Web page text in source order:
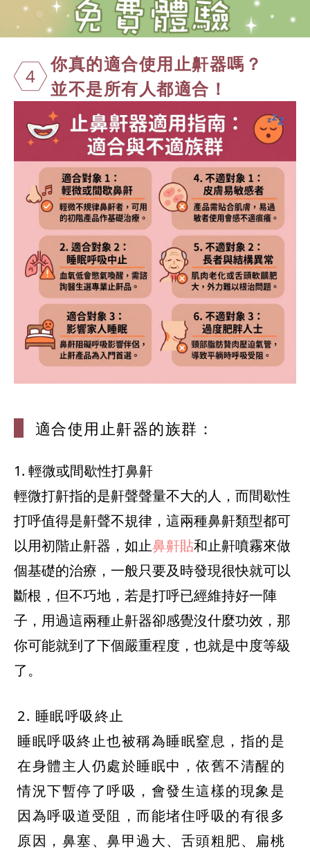
4
你真的適合使用止鼾器嗎？
並不是所有人都適合！
適合使用止鼾器的族群：
1. 輕微或間歇性打鼻鼾
輕微打鼾指的是鼾聲聲量不大的人，而間歇性
打呼值得是鼾聲不規律，這兩種鼻鼾類型都可
以用初階止鼾器，如止鼻鼾貼和止鼾噴霧來做
個基礎的治療，一般只要及時發現很快就可以
斷根，但不巧地，若是打呼已經維持好一陣
子，用過這兩種止鼾器卻感覺沒什麼功效，那
你可能就到了下個嚴重程度，也就是中度等級
了。
2. 睡眠呼吸終止
睡眠呼吸終止也被稱為睡眠窒息，指的是
在身體主人仍處於睡眠中，依舊不清醒的
情況下暫停了呼吸，會發生這樣的現象是
因為呼吸道受阻，而能堵住呼吸的有很多
原因，鼻塞、鼻甲過大、舌頭粗肥、扁桃